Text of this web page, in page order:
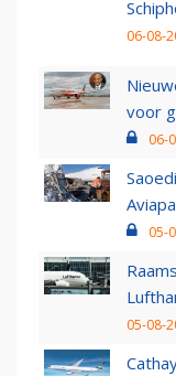
06-08-
voor
06-
05-
05-08-